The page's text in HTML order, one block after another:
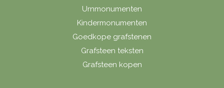
Urnmonumenten
Kindermonumenten
Goedkope grafstenen
Grafsteen teksten
Grafsteen kopen